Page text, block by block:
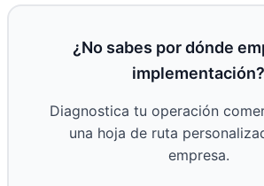
¿No sabes por dónde
implementación?
Diagnostica tu operación
una hoja de ruta
empresa.